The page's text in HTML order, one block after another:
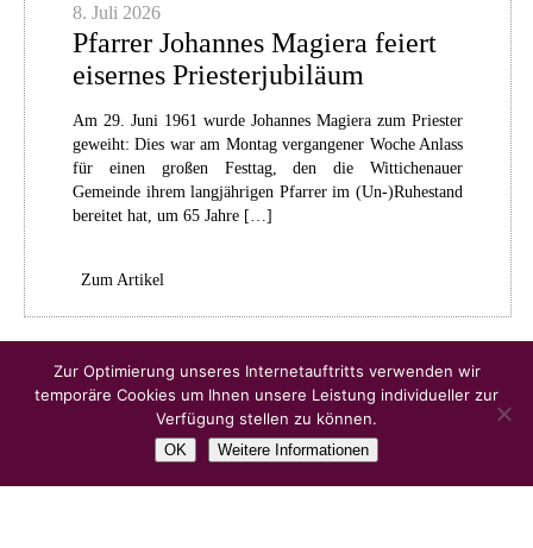
8. Juli 2026
Pfarrer Johannes Magiera feiert
eisernes Priesterjubiläum
Am 29. Juni 1961 wurde Johannes Magiera zum Priester
geweiht: Dies war am Montag vergangener Woche Anlass
für einen großen Festtag, den die Wittichenauer
Gemeinde ihrem langjährigen Pfarrer im (Un-)Ruhestand
bereitet hat, um 65 Jahre […]
Zum Artikel
Ältere Artikel
Zur Optimierung unseres Internetauftritts verwenden wir
temporäre Cookies um Ihnen unsere Leistung individueller zur
Verfügung stellen zu können.
OK Weitere Informationen